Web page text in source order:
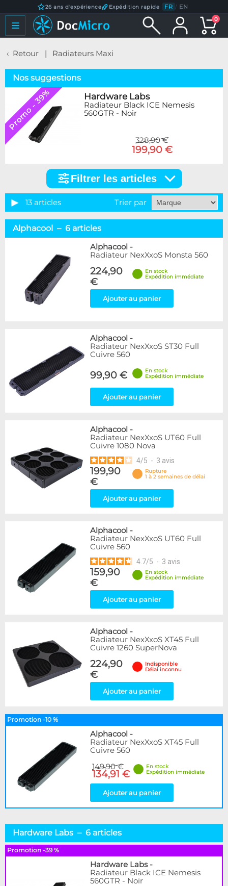
26 ans d'expérience Expédition rapide FR / EN
0
Retour Radiateurs Maxi
Nos suggestions
Promo - 39% Hardware Labs
Radiateur Black ICE Nemesis
560GTR - Noir
328,90 €
199,90 €
articles
Marque
Alphacool
6
WaterCool
1
Disponibilité / Promotions
Articles en stock
Articles en promotions
Filtrer les articles
13 articles Trier par
Alphacool – 6 articles
Alphacool -
Radiateur NexXxoS Monsta 560
224,90
€
En stock
Expédition immédiate
Ajouter au panier
Alphacool -
Radiateur NexXxoS ST30 Full
Cuivre 560
99,90 €
En stock
Expédition immédiate
Ajouter au panier
Alphacool -
Radiateur NexXxoS UT60 Full
Cuivre 1080 Nova
4/5 - 3 avis
199,90
€
Rupture
1 à 2 semaines de délai
Ajouter au panier
Alphacool -
Radiateur NexXxoS UT60 Full
Cuivre 560
4.7/5 - 3 avis
159,90
€
En stock
Expédition immédiate
Ajouter au panier
Alphacool -
Radiateur NexXxoS XT45 Full
Cuivre 1260 SuperNova
224,90
€
Indisponible
Délai inconnu
Ajouter au panier
Promotion -10 %
Alphacool -
Radiateur NexXxoS XT45 Full
Cuivre 560
149,90 €
134,91 €
En stock
Expédition immédiate
Ajouter au panier
Hardware Labs – 6 articles
Promotion -39 %
Hardware Labs-
Radiateur Black ICE Nemesis
560GTR - Noir